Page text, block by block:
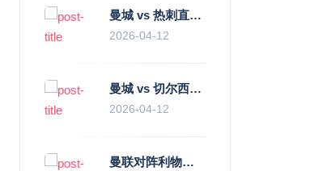
曼城 vs 热刺直播：瓜迪奥拉的“无锋阵”是天才设计还是自废武功？
2026-04-12
曼城 vs 切尔西直播复盘：瓜帅的“伪九”陷阱，如何绞杀蓝军的“三中卫”？
2026-04-12
曼联对阵利物浦，老特拉福德的红色心跳与蓝色暗涌